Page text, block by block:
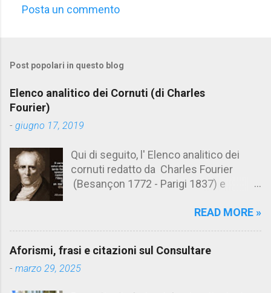
m
e
n
t
Posta un commento
Post popolari in questo blog
Elenco analitico dei Cornuti (di Charles
Fourier)
- giugno 17, 2019
Qui di seguito, l' Elenco analitico dei
cornuti redatto da Charles Fourier
(Besançon 1772 - Parigi 1837) e
Aforismario trovi anche una raccolta di
cornuto pretenzioso: colui che ritiene
sua moglie tanto fortunata, per averlo
READ MORE »
Aforismi, frasi e citazioni sul Consultare
- marzo 29, 2025